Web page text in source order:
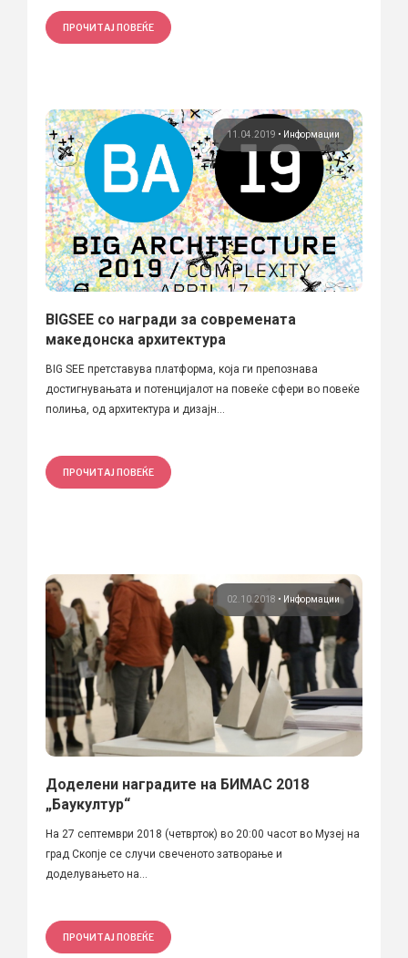
ПРОЧИТАЈ ПОВЕЌЕ
11.04.2019 • Информации
BIGSEE со награди за современата
македонска архитектура
BIG SEE претставува платформа, која ги препознава
достигнувањата и потенцијалот на повеќе сфери во повеќе
полиња, од архитектура и дизајн...
ПРОЧИТАЈ ПОВЕЌЕ
02.10.2018 • Информации
Доделени наградите на БИМАС 2018
„Баукултур“
На 27 септември 2018 (четврток) во 20:00 часот во Музеј на
град Скопје се случи свеченото затворање и
доделувањето на...
ПРОЧИТАЈ ПОВЕЌЕ